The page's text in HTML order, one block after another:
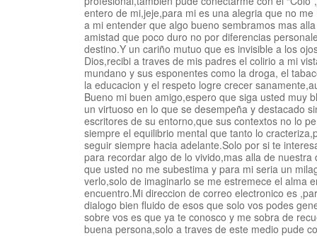
entero de mi,jeje,para mi es una alegria que no
a mi entender que algo bueno sembramos mas
amistad que poco duro no por diferencias
destino.Y un cariño mutuo que es invisible a los
Dios,recibi a traves de mis padres el colirio a mi
mundano y sus esponentes como la droga, el
la educacion y el respeto logre crecer
Bueno mi buen amigo,espero que siga usted muy
un virtuoso en lo que se desempeña y destacado
escritores de su entorno,que sus contextos no lo
siempre el equilibrio mental que tanto lo
seguir siempre hacia adelante.Solo por si te
para recordar algo de lo vivido,mas alla de
que usted no me subestima y para mi seria un
verlo,solo de imaginarlo se me estremece el alma
encuentro.Mi direccion de correo electronico es
dialogo bien fluido de esos que solo vos podes
sobre vos es que ya te conosco y me sobra de
buena persona,solo a traves de este medio pude